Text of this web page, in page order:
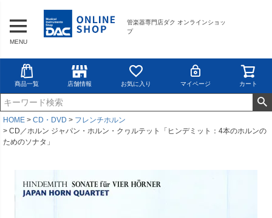
管楽器専門店ダク オンラインショッ
プ
MENU
商品一覧 店舗情報 お気に入り マイページ カート
HOME CD・DVD
フレンチホルン
CD／ホルン ジャパン・ホルン・クヮルテット「ヒンデミット：4本のホルンの
ためのソナタ」